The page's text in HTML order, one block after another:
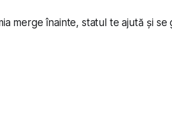
merge înainte, statul te ajută și